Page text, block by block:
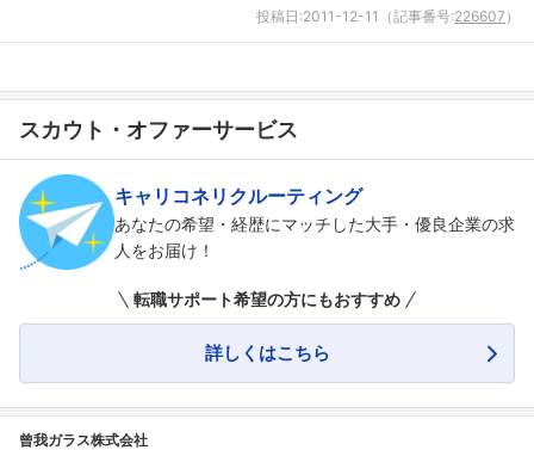
こちらの企業もフォローしませんか？
投稿日:2011-12-11 （記事番号:226607 ）
スカウト・オファーサービス
キャリコネリクルーティング
あなたの希望・経歴にマッチした大手・優良企業の求
人をお届け！
転職サポート希望の方にもおすすめ
詳しくはこちら
曾我ガラス株式会社